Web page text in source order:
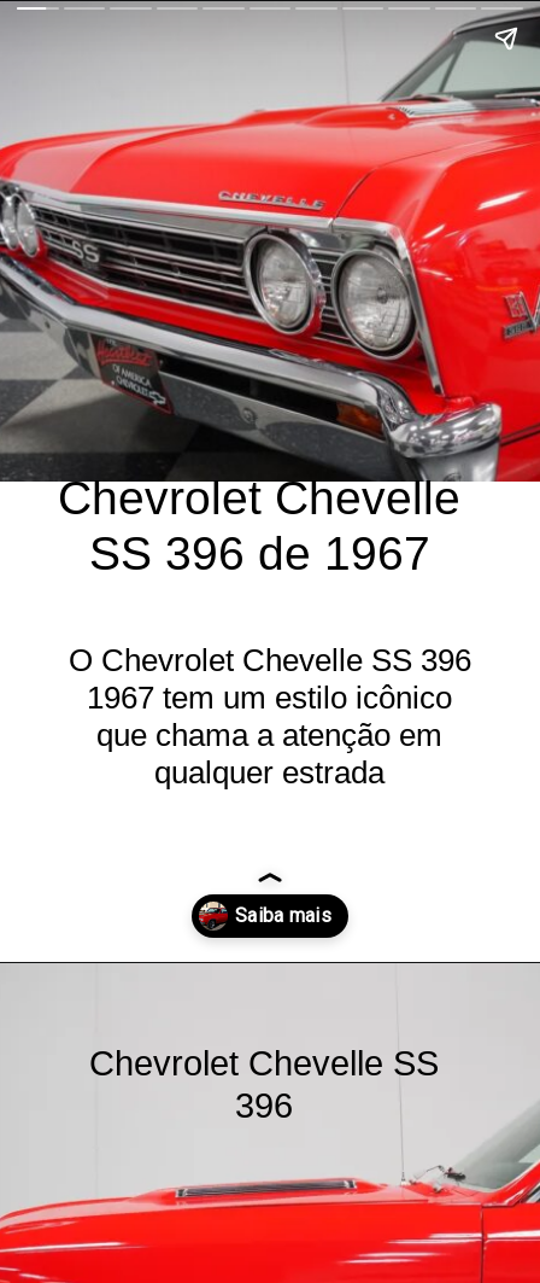
Chevrolet Chevelle
SS 396 de 1967
O Chevrolet Chevelle SS 396
1967 tem um estilo icônico
que chama a atenção em
qualquer estrada
Chevrolet Chevelle SS
396